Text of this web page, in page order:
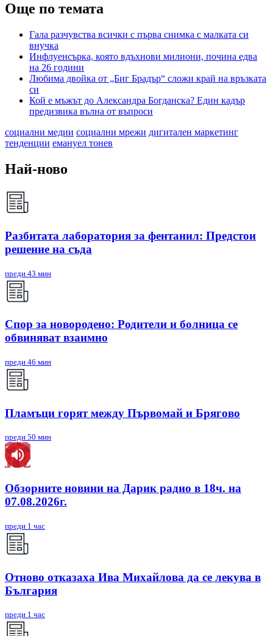
Още по темата
Гала разчувства всички с първа снимка с малката си
внучка
Инфлуенсърка, която вдъхнови милиони, почина едва
на 26 години
Любима двойка от „Биг Брадър“ сложи край на връзката
си
Кой е мъжът до Александра Богданска? Един кадър
предизвика вълна от въпроси
социални медии социални мрежи дигитален маркетинг
тенденции емануел тонев
Най-ново
Разбитата лаборатория за фентанил: Предстои
решение на съда
преди 43 мин
Спор за новородено: Родители и болница се
обвиняват взаимно
преди 46 мин
Пламъци горят между Първомай и Брягово
преди 50 мин
Обзорните новини на Дарик радио в 18ч. на
07.08.2026г.
преди 1 час
Отново отказаха Ива Михайлова да се лекува в
България
преди 1 час